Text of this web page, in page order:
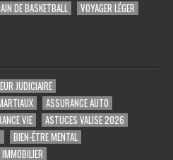
DE BASKETBALL VOYAGER LÉGER
JUDICIAIRE
ASSURANCE AUTO
VIE
ASTUCES VALISE 2026
BIEN-ÊTRE MENTAL